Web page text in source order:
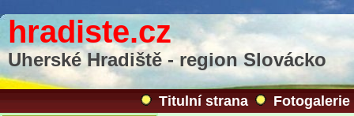
hradiste.cz
Uherské Hradiště - region Slovácko
Titulní strana Fotogalerie